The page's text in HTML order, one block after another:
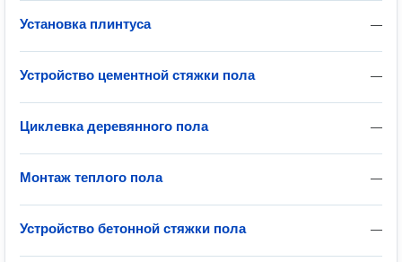
—
Установка плинтуса
—
Устройство цементной стяжки пола
—
Циклевка деревянного пола
—
Монтаж теплого пола
—
Устройство бетонной стяжки пола